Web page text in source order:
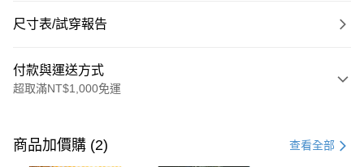
尺寸表/試穿報告
付款與運送方式
超取滿NT$1,000免運
信用卡一次付款
商品加價購 (2) 查看全部